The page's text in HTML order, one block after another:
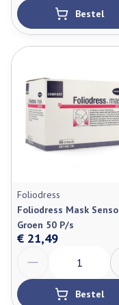
Bestel
Foliodress
Foliodress Mask Senso
Groen 50 P/s
€ 21,49
Bestel